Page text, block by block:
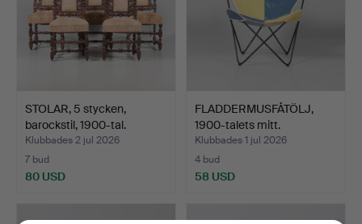
STOLAR, 5 stycken,
barockstil, 1900-tal.
Klubbades 2 jul 2026
7 bud
80 USD
FLADDERMUSFÅTÖLJ,
1900-talets mitt.
Klubbades 1 jul 2026
4 bud
58 USD